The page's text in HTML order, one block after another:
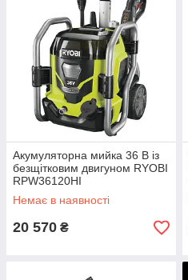
Акумуляторна мийка 36 В із
безщітковим двигуном RYOBI
RPW36120HI
Немає в наявності
20 570 ₴